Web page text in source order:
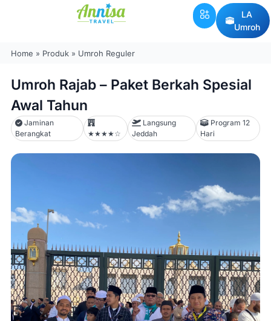
LA
Umroh
Home » Produk » Umroh Reguler
Umroh Rajab – Paket Berkah Spesial
Awal Tahun
Jaminan
Berangkat
★★★★☆
Langsung
Jeddah
Program 12
Hari